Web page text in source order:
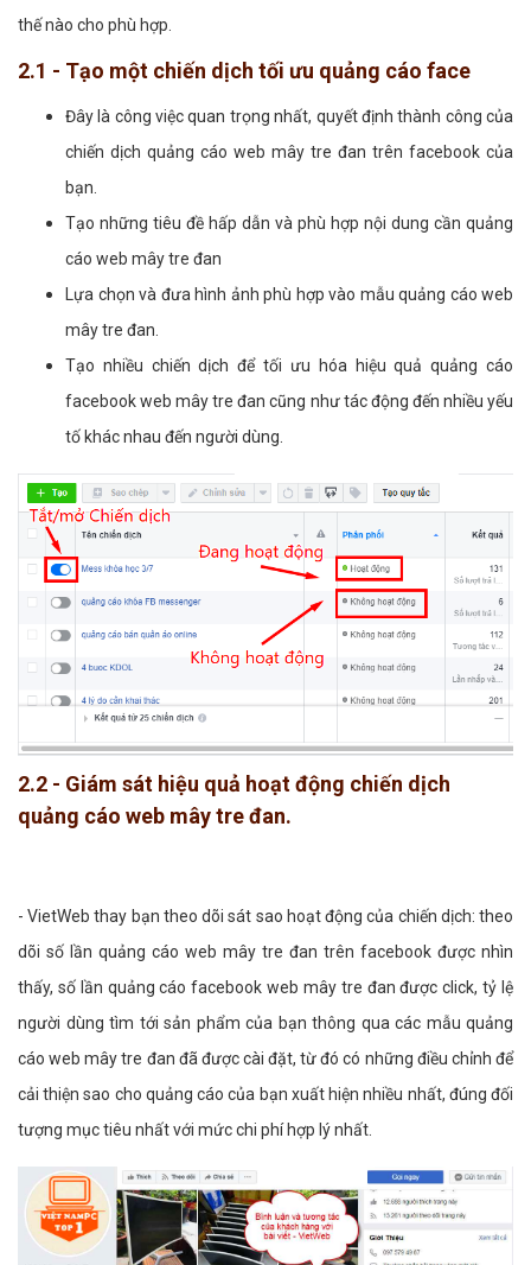
thế nào cho phù hợp.
2.1 - Tạo một chiến dịch tối ưu quảng cáo face
Đây là công việc quan trọng nhất, quyết định thành công của
chiến dịch quảng cáo web mây tre đan trên facebook của
bạn.
Tạo những tiêu đề hấp dẫn và phù hợp nội dung cần quảng
cáo web mây tre đan
Lựa chọn và đưa hình ảnh phù hợp vào mẫu quảng cáo web
mây tre đan.
Tạo nhiều chiến dịch để tối ưu hóa hiệu quả quảng cáo
facebook web mây tre đan cũng như tác động đến nhiều yếu
tố khác nhau đến người dùng.
2.2 - Giám sát hiệu quả hoạt động chiến dịch
quảng cáo web mây tre đan.
- VietWeb thay bạn theo dõi sát sao hoạt động của chiến dịch: theo
dõi số lần quảng cáo web mây tre đan trên facebook được nhìn
thấy, số lần quảng cáo facebook web mây tre đan được click, tỷ lệ
người dùng tìm tới sản phẩm của bạn thông qua các mẫu quảng
cáo web mây tre đan đã được cài đặt, từ đó có những điều chỉnh để
cải thiện sao cho quảng cáo của bạn xuất hiện nhiều nhất, đúng đối
tượng mục tiêu nhất với mức chi phí hợp lý nhất.